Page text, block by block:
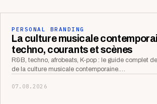
PERSONAL BRANDING
La culture musicale
techno, courants et scènes
R&B, techno, afrobeats, K-pop : le guide complet
de la culture musicale contemporaine.…
07.08.2026